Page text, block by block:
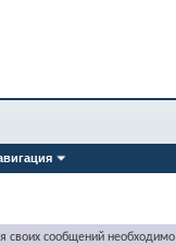
своих сообщений необходимо